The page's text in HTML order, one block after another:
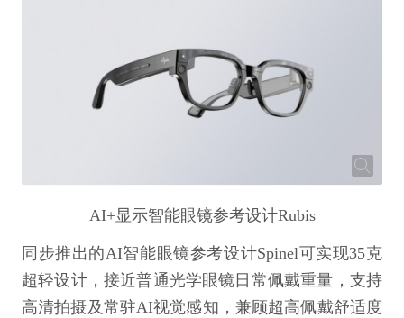
AI+显示智能眼镜参考设计Rubis
同步推出的AI智能眼镜参考设计Spinel可实现35克
超轻设计，接近普通光学眼镜日常佩戴重量，支持
高清拍摄及常驻AI视觉感知，兼顾超高佩戴舒适度